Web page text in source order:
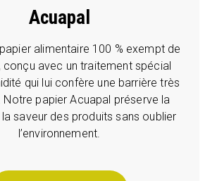
Acuapal
papier alimentaire 100 % exempt de
conçu avec un traitement spécial
qui lui confère une barrière très
Notre papier Acuapal préserve la
saveur des produits sans oublier
l’environnement.